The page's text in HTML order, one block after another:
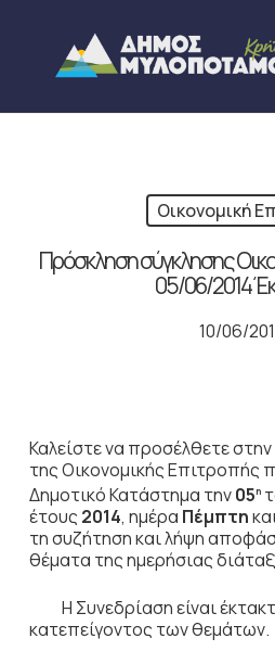
content
Οικονομική
Πρόσκληση σύγκλησης
05/06/2014
10/06/
Καλείστε να προσέλθετε στην
της Οικονομικής Επιτροπής
Δημοτικό Κατάστημα την05η
έτους 2014, ημέρα Πέμπτη
τη συζήτησηκαι λήψη
θέματα της ημερήσιας
Η Συνεδρίαση είναι
κατεπείγοντος των θεμάτων.